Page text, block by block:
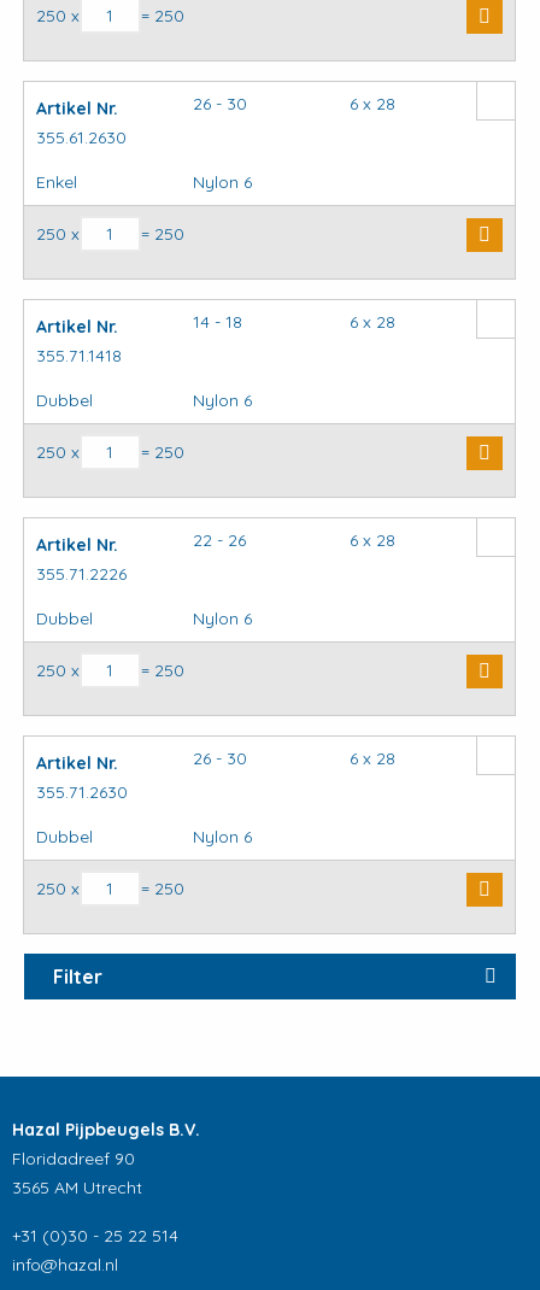
Inslagclip aantal
250 x = 250
Artikel Nr.
355.61.2630
26 - 30 6 x 28
Enkel Nylon 6
Inslagclip aantal
250 x = 250
Artikel Nr.
355.71.1418
14 - 18 6 x 28
Dubbel Nylon 6
Inslagclip aantal
250 x = 250
Artikel Nr.
355.71.2226
22 - 26 6 x 28
Dubbel Nylon 6
Inslagclip aantal
250 x = 250
Artikel Nr.
355.71.2630
26 - 30 6 x 28
Dubbel Nylon 6
Inslagclip aantal
250 x = 250
Filter
Hazal Pijpbeugels B.V.
Floridadreef 90
3565 AM Utrecht
+31 (0)30 - 25 22 514
info@hazal.nl